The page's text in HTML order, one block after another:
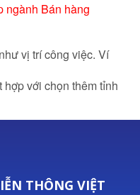
ngành Bán hàng
vị trí công việc. Ví
hợp với chọn thêm tỉnh
THÔNG VIỆT